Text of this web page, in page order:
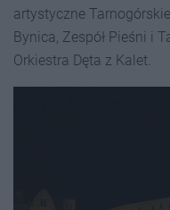
artystyczne
Bynica, Zespół Pieśni i
Orkiestra Dęta z Kalet.